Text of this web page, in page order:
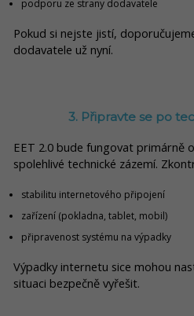
podporu ze strany dodavatele
Pokud si nejste jistí,
dodavatele už nyní.
3. Připravte se po
EET 2.0 bude fungovat primárně
spolehlivé technické zázemí.
stabilitu internetového připojení
zařízení (pokladna, tablet, mobil)
připravenost systému na výpadky
Výpadky internetu sice mohou
situaci bezpečně vyřešit.